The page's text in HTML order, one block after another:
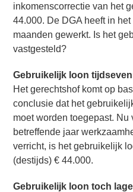
inkomenscorrectie van het
44.000. De DGA heeft in
maanden gewerkt. Is het
vastgesteld?
Gebruikelijk loon
Het gerechtshof komt op
conclusie dat het
moet worden toegepast. Nu
betreffende jaar
verricht, is het gebruikelijk
(destijds) € 44.000.
Gebruikelijk loon toch